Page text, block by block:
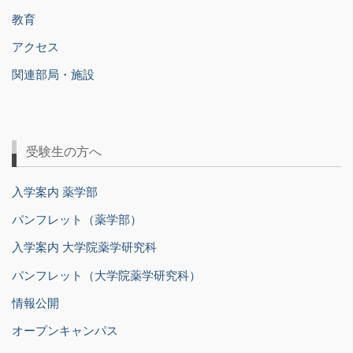
教育
アクセス
関連部局・施設
受験生の方へ
入学案内 薬学部
パンフレット（薬学部）
入学案内 大学院薬学研究科
パンフレット（大学院薬学研究科）
情報公開
オープンキャンパス